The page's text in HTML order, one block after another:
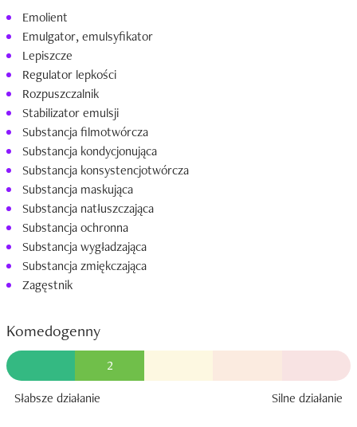
Emolient
Emulgator, emulsyfikator
Lepiszcze
Regulator lepkości
Rozpuszczalnik
Stabilizator emulsji
Substancja filmotwórcza
Substancja kondycjonująca
Substancja konsystencjotwórcza
Substancja maskująca
Substancja natłuszczająca
Substancja ochronna
Substancja wygładzająca
Substancja zmiękczająca
Zagęstnik
Komedogenny
2
Słabsze działanie
Silne działanie